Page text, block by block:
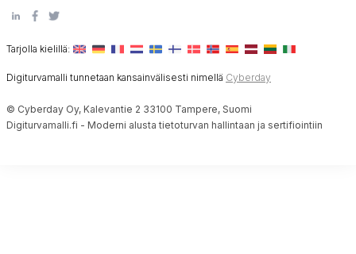
Tarjolla kielillä:
Digiturvamalli tunnetaan kansainvälisesti nimellä Cyberday
© Cyberday Oy, Kalevantie 2 33100 Tampere, Suomi
Digiturvamalli.fi - Moderni alusta tietoturvan hallintaan ja sertifiointiin